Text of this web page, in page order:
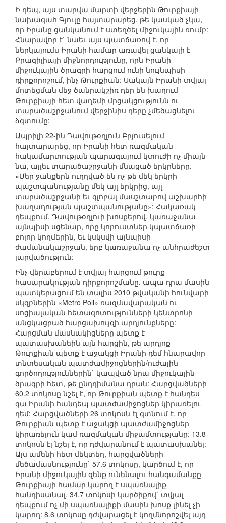
Ի դեպ, այս տարվա մարտի վերջերին Թուրքիայի
նախագահ Գյուլը հայտարարեց, թե կասկած չկա,
որ Իրանը ցանկանում է ստեղծել միջուկային ռումբ:
Հնարավոր է` նաեւ այս պատճառով է, որ
ներկայումս Իրանի համար առավել ցանկալի է
Բրազիլիայի միջնորդությունը, որն Իրանի
միջուկային ծրագրի հարցում ունի նույնպիսի
դիրքորոշում, ինչ Թուրքիան: Սակայն Իրանի տվյալ
մոտեցման մեջ ծանրակշիռ դեր են խաղում
Թուրքիայի հետ վաղեմի մրցակցությունն ու
տարածաշրջանում վերջինիս դերը չմեծացնելու
ձգտումը:
Ապրիլի 22-ին Դավութօղլուն Բրյուսելում
հայտարարեց, որ Իրանի հետ ռազմական
հակամարտության պարագայում կտուժի ոչ միայն
նա, այլեւ տարածաշրջանի մնացած երկրները.
«Մեր ջանքերն ուղղված են ոչ թե մեկ երկրի
պաշտպանությանը մեկ այլ երկրից, այլ
տարածաշրջանի եւ գլոբալ մասշտաբով աշխարհի
խաղաղության պաշտպանությանը»: Հակառակ
դեպքում, Դավութօղլուի խոսքերով, կառաջանա
այնպիսի սցենար, որը կորուստներ կպատճառի
բոլոր կողմերին, եւ կսկսվի այնպիսի
ժամանակաշրջան, երբ կառաջանա ոչ անհրաժեշտ
լարվածություն:
Ինչ վերաբերում է տվյալ հարցում թուրք
հասարակության դիրքորոշմանը, ապա դրա մասին
պատկերացում են տալիս 2010 թվականի հունվարի
սկզբներին «Metro Poll» ռազմավարական ու
սոցիալական հետազոտությունների կենտրոնի
անցկացրած հարցախույզի արդյունքները:
Հարցման մասնակիցները պետք է
պատասխանեին այն հարցին, թե արդյոք
Թուրքիան պետք է աջակցի Իրանի դեմ հնարավոր
տնտեսական պատժամիջոցներին/ուժային
գործողություններին` կապված նրա միջուկային
ծրագրի հետ, թե ընդդիմանա դրան: Հարցվածների
60.2 տոկոսը նշել է, որ Թուրքիան պետք է հանդես
գա Իրանի հանդեպ պատժամիջոցներ կիրառելու
դեմ: Հարցվածների 26 տոկոսն էլ գտնում է, որ
Թուրքիան պետք է աջակցի պատժամիջոցներ
կիրառելուն կամ ռազմական միջամտությանը: 13.8
տոկոսն էլ նշել է, որ դժվարանում է պատասխանել:
Այս ամենի հետ մեկտեղ, հարցվածների
մեծամասնությունը` 57.6 տոկոսը, կարծում է, որ
Իրանի միջուկային զենք ունենալու հանգամանքը
Թուրքիայի համար կարող է սպառնալիք
հանդիսանալ, 34.7 տոկոսի կարծիքով` տվյալ
դեպքում ոչ մի սպառնալիքի մասին խոսք լինել չի
կարող: 8.6 տոկոսը դժվարացել է կողմնորոշվել այդ